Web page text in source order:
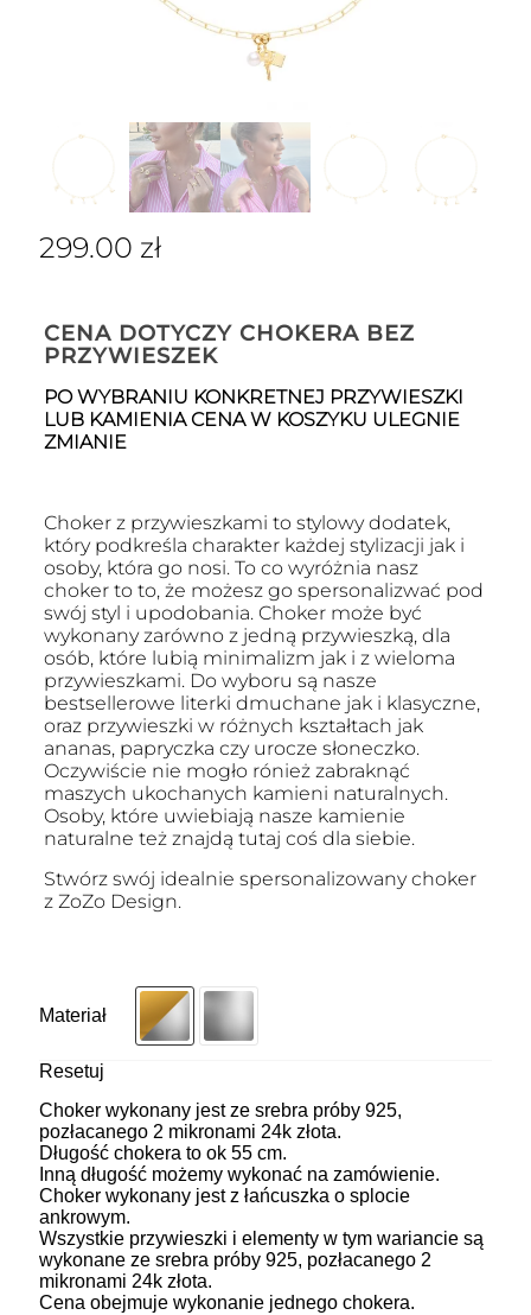
299.00 zł
CENA DOTYCZY CHOKERA BEZ
PRZYWIESZEK
PO WYBRANIU KONKRETNEJ PRZYWIESZKI
LUB KAMIENIA CENA W KOSZYKU ULEGNIE
ZMIANIE
Choker z przywieszkami to stylowy dodatek,
który podkreśla charakter każdej stylizacji jak i
osoby, która go nosi. To co wyróżnia nasz
choker to to, że możesz go spersonalizwać pod
swój styl i upodobania. Choker może być
wykonany zarówno z jedną przywieszką, dla
osób, które lubią minimalizm jak i z wieloma
przywieszkami. Do wyboru są nasze
bestsellerowe literki dmuchane jak i klasyczne,
oraz przywieszki w różnych kształtach jak
ananas, papryczka czy urocze słoneczko.
Oczywiście nie mogło rónież zabraknąć
maszych ukochanych kamieni naturalnych.
Osoby, które uwiebiają nasze kamienie
naturalne też znajdą tutaj coś dla siebie.
Stwórz swój idealnie spersonalizowany choker
z ZoZo Design.
Materiał
Resetuj
Choker wykonany jest ze srebra próby 925,
pozłacanego 2 mikronami 24k złota.
Długość chokera to ok 55 cm.
Inną długość możemy wykonać na zamówienie.
Choker wykonany jest z łańcuszka o splocie
ankrowym.
Wszystkie przywieszki i elementy w tym wariancie są
wykonane ze srebra próby 925, pozłacanego 2
mikronami 24k złota.
Cena obejmuje wykonanie jednego chokera.